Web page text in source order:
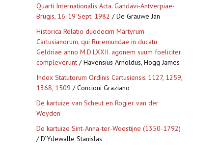
Quarti Internationalis Acta. Gandavi-Antverpiae-
Brugis, 16-19 Sept. 1982 / De Grauwe Jan
Historica Relatio duodecim Martyrum
Cartusianorum, qui Ruremundae in ducatu
Geldriae anno M.D.LXXII. agonem suum foeliciter
compleverunt / Havensius Arnoldus, Hogg James
Index Statutorum Ordinis Cartusiensis 1127, 1259,
1368, 1509 / Concioni Graziano
De kartuize van Scheut en Rogier van der
Weyden
De kartuize Sint-Anna-ter-Woestijne (1350-1792)
/ D’Ydewalle Stanislas